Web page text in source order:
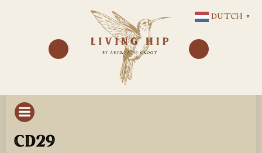
NAAR
DE
INHOUD
CD29
DUTCH ▼